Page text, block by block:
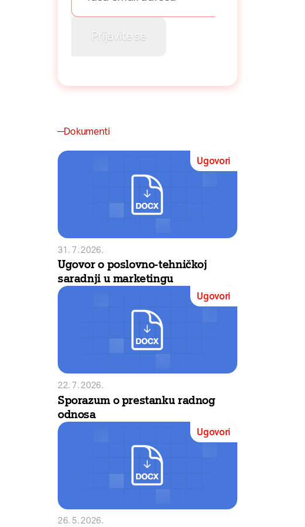
Dokumenti
Ugovori
31. 7. 2026.
Ugovor o poslovno-tehničkoj
saradnji u marketingu
Ugovori
22. 7. 2026.
Sporazum o prestanku radnog
odnosa
Ugovori
26. 5. 2026.